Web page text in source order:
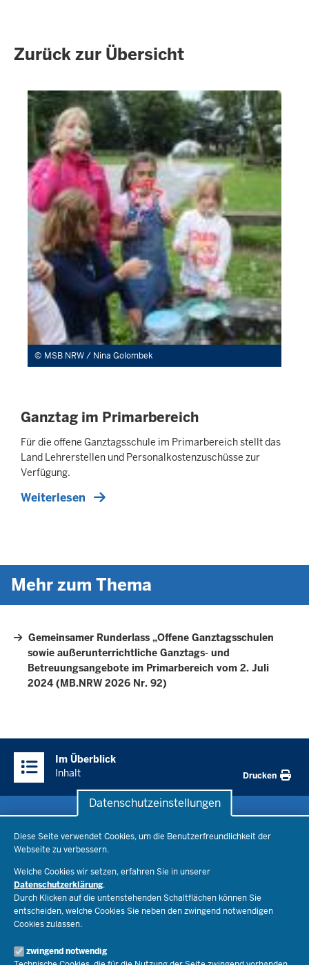
Datenschutzeinstellungen
Diese Seite verwendet Cookies, um die Benutzerfreundlichkeit der
Webseite zu verbessern.
Welche Cookies wir setzen, erfahren Sie in unserer
Datenschutzerklärung.
Durch Klicken auf die untenstehenden Schaltflächen können Sie
entscheiden, welche Cookies Sie neben den zwingend notwendigen
Cookies zulassen.
zwingend notwendig
Zurück zur Übersicht
MSB NRW / Nina Golombek
Ganztag im Primarbereich
Für die offene Ganztagsschule im Primarbereich stellt das
Land Lehrerstellen und Personalkostenzuschüsse zur
Verfügung.
Weiterlesen
Mehr zum Thema
Gemeinsamer Runderlass „Offene Ganztagsschulen
sowie außerunterrichtliche Ganztags- und
Betreuungsangebote im Primarbereich vom 2. Juli
2024 (MB.NRW 2026 Nr. 92)
Inhalte
Im Überblick
Inhalt
Drucken
Bildungsthemen
Lehrkräfte
Recht
Schulleben
Ministerium
Ministerin Dorothee Feller
Staatssekretär Dr. Urban Mauer
Open Government
Presse
Pressefotos
Service